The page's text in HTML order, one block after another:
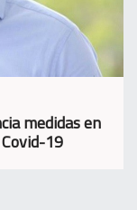
medidas en
19